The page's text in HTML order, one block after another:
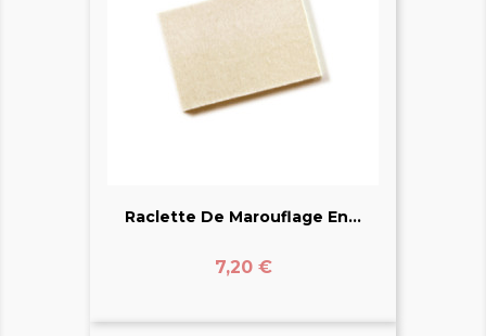
Raclette De Marouflage En...
Prix
7,20 €